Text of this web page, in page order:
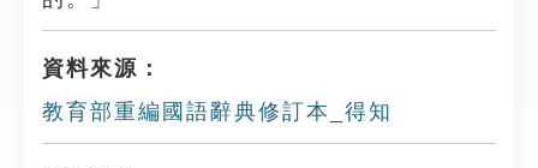
資料來源：
教育部重編國語辭典修訂本_得知